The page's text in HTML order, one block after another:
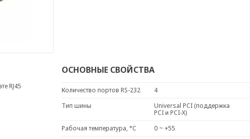
RJ45
ОСНОВНЫЕ СВОЙСТВА
Количество портов RS-232
4
Тип шины
Universal PCI (поддержка
PCI и PCI-X)
Рабочая температура, °C
0 ~ +55